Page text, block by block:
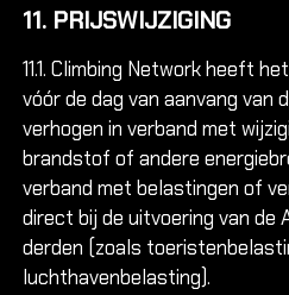
11. PRIJSWIJZIGING
11.1. Climbing Network heeft
vóór de dag van aanvang van
verhogen in verband met
brandstof of andere
verband met belastingen of
direct bij de uitvoering van de
derden (zoals
luchthavenbelasting).